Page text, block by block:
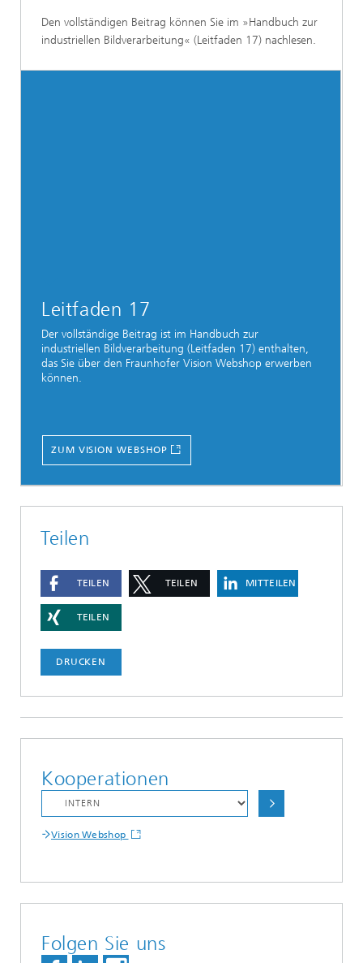
Den vollständigen Beitrag können Sie im »Handbuch zur
industriellen Bildverarbeitung« (Leitfaden 17) nachlesen.
Leitfaden 17
Der vollständige Beitrag ist im Handbuch zur
industriellen Bildverarbeitung (Leitfaden 17) enthalten,
das Sie über den Fraunhofer Vision Webshop erwerben
können.
ZUM VISION WEBSHOP
Teilen
TEILEN TEILEN MITTEILEN
TEILEN
DRUCKEN
Kooperationen
Vision Webshop
Folgen Sie uns